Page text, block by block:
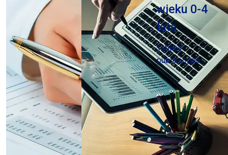
wieku 0-4
lata
Tablica
publikacyjna